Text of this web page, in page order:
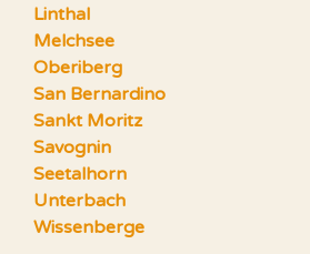
Linthal
Melchsee
Oberiberg
San Bernardino
Sankt Moritz
Savognin
Seetalhorn
Unterbach
Wissenberge